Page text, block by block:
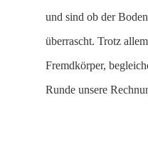
und sind ob der
überrascht. Trotz
Fremdkörper,
Runde unsere